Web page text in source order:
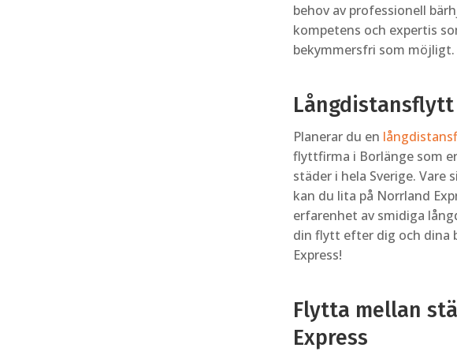
behov av professionell
kompetens och expertis
bekymmersfri som möjligt.
Långdistansflytt
Planerar du en
flyttfirma i Borlänge som
städer i hela Sverige.
kan du lita på Norrland
erfarenhet av smidiga
din flytt efter dig och dina
Express!
Flytta mellan
Express